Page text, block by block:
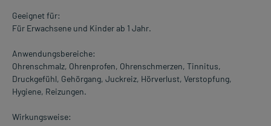
Geeignet für:
Für Erwachsene und Kinder ab 1 Jahr.
Anwendungsbereiche:
Ohrenschmalz, Ohrenprofen, Ohrenschmerzen, Tinnitus,
Druckgefühl, Gehörgang, Juckreiz, Hörverlust, Verstopfung,
Hygiene, Reizungen.
Wirkungsweise: